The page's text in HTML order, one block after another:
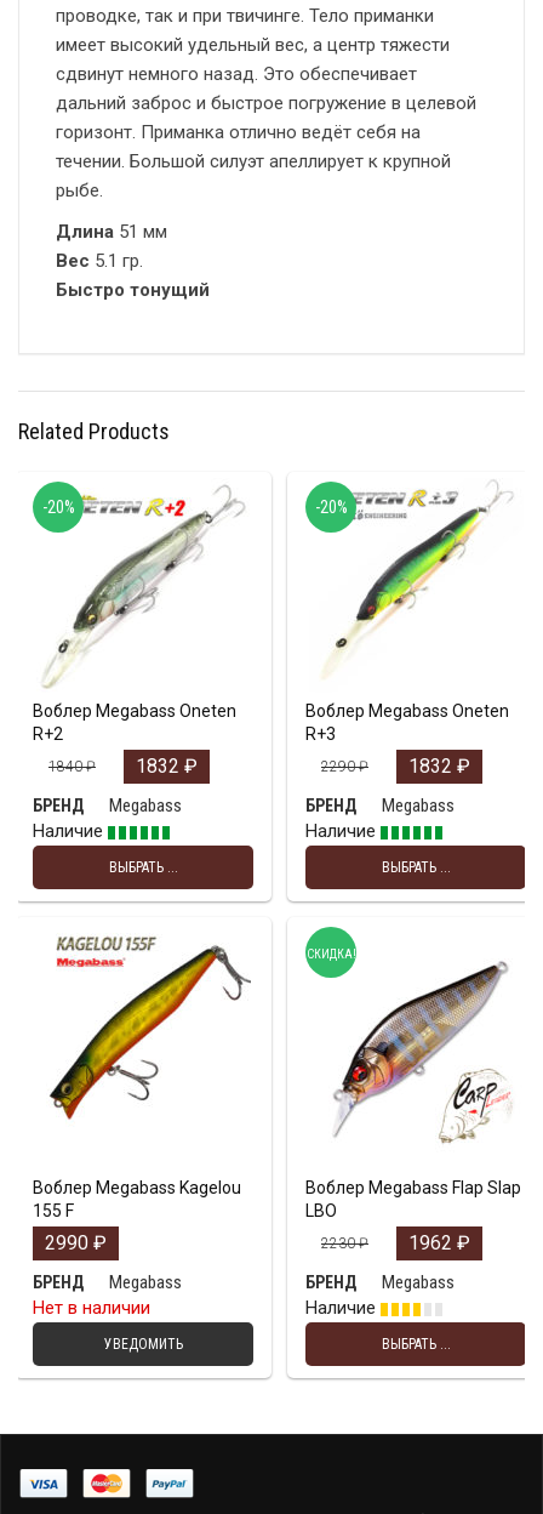
проводке, так и при твичинге. Тело приманки
имеет высокий удельный вес, а центр тяжести
сдвинут немного назад. Это обеспечивает
дальний заброс и быстрое погружение в целевой
горизонт. Приманка отлично ведёт себя на
течении. Большой силуэт апеллирует к крупной
рыбе.
Длина 51 мм
Вес 5.1 гр.
Быстро тонущий
Related Products
Воблер Megabass Oneten
R+2
1840₽ 1832 ₽
БРЕНД
Megabass
Наличие
ВЫБРАТЬ ...
-20%
Воблер Megabass Oneten
R+3
2290₽ 1832 ₽
БРЕНД
Megabass
Наличие
ВЫБРАТЬ ...
-20%
Воблер Megabass Kagelou
155 F
2990 ₽
БРЕНД
Megabass
Нет в наличии
УВЕДОМИТЬ
Воблер Megabass Flap Slap
LBO
2230₽ 1962 ₽
БРЕНД
Megabass
Наличие
ВЫБРАТЬ ...
СКИДКА!